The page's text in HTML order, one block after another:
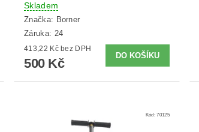
Skladem
Značka: Borner
Záruka: 24
413,22 Kč bez DPH
500 Kč
Kód:70125